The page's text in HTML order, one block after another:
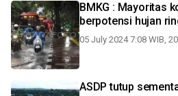
BMKG : Mayoritas
berpotensi hujan
05 July 2024 7:08 WIB,
ASDP tutup